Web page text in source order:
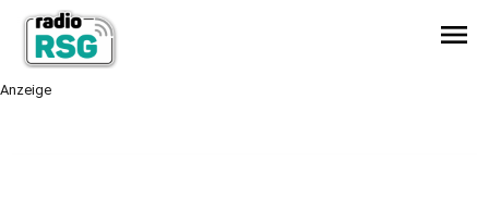
menu
Anzeige